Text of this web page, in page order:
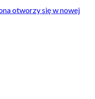
otworzy się w nowej